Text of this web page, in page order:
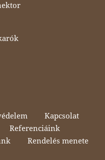
Kapcsolat
Referenciáink
Rendelés menete